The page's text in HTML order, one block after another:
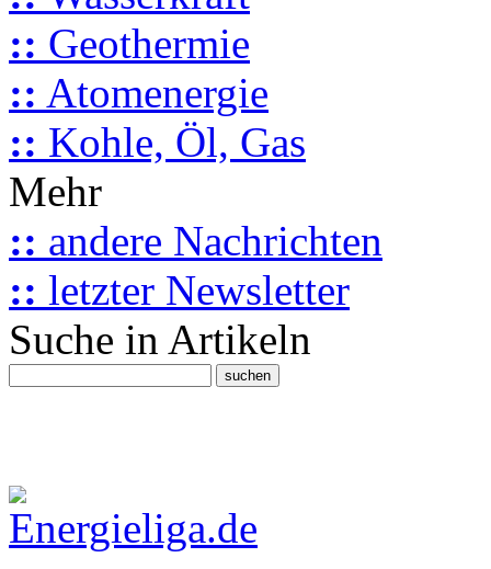
:: Geothermie
:: Atomenergie
:: Kohle, Öl, Gas
Mehr
:: andere Nachrichten
:: letzter Newsletter
Suche in Artikeln